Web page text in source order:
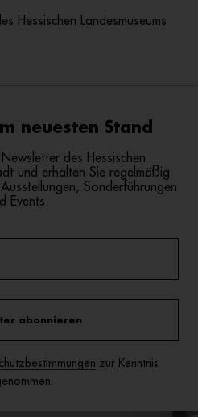
Hessischen Landesmuseums
neuesten Stand
des Hessischen
und erhalten Sie regelmäßig
Sonderführungen
Events.
zur Kenntnis
abonnieren